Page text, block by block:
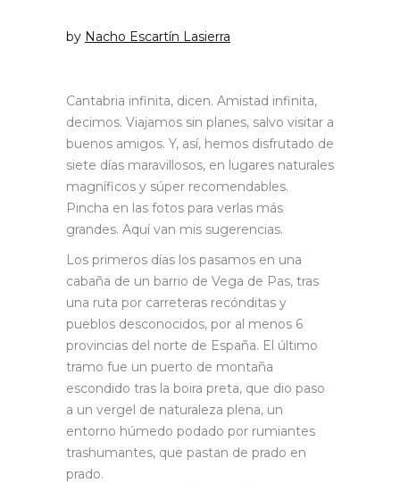
by Nacho Escartín Lasierra
Cantabria infinita, dicen. Amistad infinita,
decimos. Viajamos sin planes, salvo visitar a
buenos amigos. Y, así, hemos disfrutado de
siete días maravillosos, en lugares naturales
magníficos y súper recomendables.
Pincha en las fotos para verlas más
grandes. Aquí van mis sugerencias.
Los primeros días los pasamos en una
cabaña de un barrio de Vega de Pas, tras
una ruta por carreteras recónditas y
pueblos desconocidos, por al menos 6
provincias del norte de España. El último
tramo fue un puerto de montaña
escondido tras la boira preta, que dio paso
a un vergel de naturaleza plena, un
entorno húmedo podado por rumiantes
trashumantes, que pastan de prado en
prado.